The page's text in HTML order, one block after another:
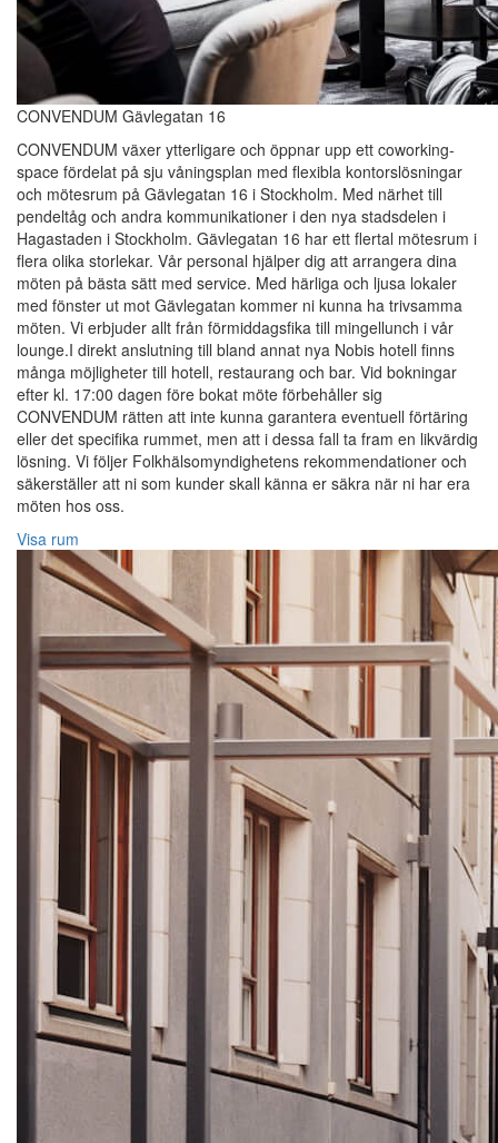
CONVENDUM Gävlegatan 16
CONVENDUM växer ytterligare och öppnar upp ett coworking-
space fördelat på sju våningsplan med flexibla kontorslösningar
och mötesrum på Gävlegatan 16 i Stockholm. Med närhet till
pendeltåg och andra kommunikationer i den nya stadsdelen i
Hagastaden i Stockholm. Gävlegatan 16 har ett flertal mötesrum i
flera olika storlekar. Vår personal hjälper dig att arrangera dina
möten på bästa sätt med service. Med härliga och ljusa lokaler
med fönster ut mot Gävlegatan kommer ni kunna ha trivsamma
möten. Vi erbjuder allt från förmiddagsfika till mingellunch i vår
lounge.I direkt anslutning till bland annat nya Nobis hotell finns
många möjligheter till hotell, restaurang och bar. Vid bokningar
efter kl. 17:00 dagen före bokat möte förbehåller sig
CONVENDUM rätten att inte kunna garantera eventuell förtäring
eller det specifika rummet, men att i dessa fall ta fram en likvärdig
lösning. Vi följer Folkhälsomyndighetens rekommendationer och
säkerställer att ni som kunder skall känna er säkra när ni har era
möten hos oss.
Visa rum